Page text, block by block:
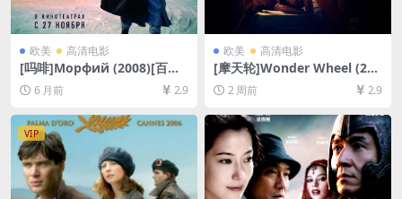
欧美 高清电影
[吗啡]Морфий (2008)[百度
网盘+夸克网盘1080P超清未
删减资源][网盘在线播放/下
6 月前 2.9
欧美 高清电影
[摩天轮]Wonder Wheel (201
7)[百度网盘+夸克网盘1080P
超清未删减资源][网盘在线播
幕]
2 周前 2.9
VIP